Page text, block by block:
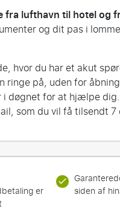
fra lufthavn til hotel og
og dit pas i
hvor du har et akut
ringe på, uden for
døgnet for at hjælpe
som du vil få tilsendt
er
siden af